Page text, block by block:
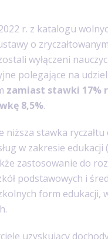
r. z katalogu
o
wyłączeni
polegające na
zamiast stawki 17%
8,5%.
niższa stawka ryczałtu
w zakresie edukacji (
zastosowanie do
podstawowych i
form edukacji,
uzyskujący